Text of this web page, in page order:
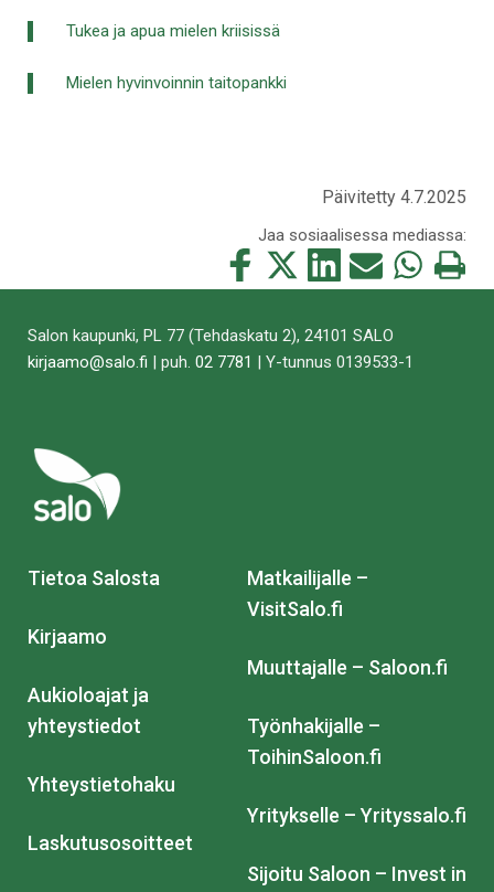
Tukea ja apua mielen kriisissä
Mielen hyvinvoinnin taitopankki
Päivitetty 4.7.2025
Jaa sosiaalisessa mediassa:
Jaa
tämä
Jaa
tämä
Jaa
tämä
Jaa
tämä
Jaa
tämä
Tulosta
tämä
Salon kaupunki, PL 77 (Tehdaskatu 2), 24101 SALO
kirjaamo@salo.fi | puh. 02 7781 | Y-tunnus 0139533-1
Tietoa Salosta
Kirjaamo
Aukioloajat ja
yhteystiedot
Yhteystietohaku
Laskutusosoitteet
Matkailijalle –
VisitSalo.fi
Muuttajalle – Saloon.fi
Työnhakijalle –
ToihinSaloon.fi
Yritykselle – Yrityssalo.fi
Sijoitu Saloon – Invest in